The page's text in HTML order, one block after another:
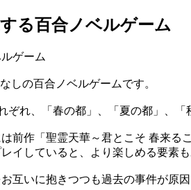
る百合ノベルゲーム
ゲーム
しの百合ノベルゲームです。
れ、「春の都」、「夏の都」、「
前作「聖霊天華～君とこそ 春来る
イしていると、より楽しめる要素も
互いに抱きつつも過去の事件が原